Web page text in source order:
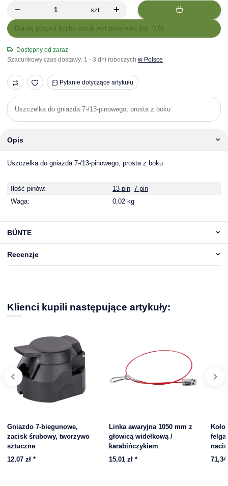
szt
xDla tej pozycji liczba sztuk jest podzielna (np. 0,5).
Dostępny od zaraz
Szacunkowy czas dostawy: 1 - 3 dni roboczych w Polsce
Pytanie dotyczące artykułu
Uszczelka do gniazda 7-/13-pinowego, prosta z boku
Opis
Uszczelka do gniazda 7-/13-pinowego, prosta z boku
Ilość pinów: 13-pin 7-pin
Waga:
0,02 kg
BÜNTE
Recenzje
Klienci kupili następujące artykuły:
Gniazdo 7-biegunowe,
zacisk śrubowy, tworzywo
sztuczne
12,07 zł *
Linka awaryjna 1050 mm z
głowicą widełkową /
karabińczykiem
15,01 zł *
felga